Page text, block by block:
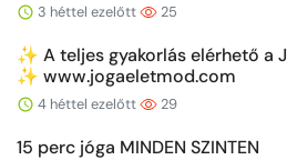
3 héttel ezelőtt 25
✨ A teljes gyakorlás elérhető a
✨ www.jogaeletmod.com
4 héttel ezelőtt 29
15 perc jóga MINDEN SZINTEN